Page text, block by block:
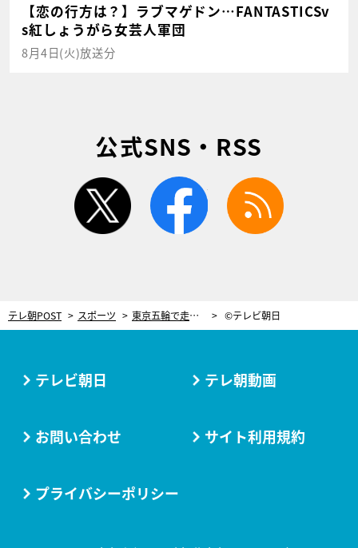
【恋の行方は？】ラブマゲドン…FANTASTICSv
s紅しょうがら女芸人軍団
8月4日(火)放送分
公式SNS・RSS
twitter facebook
テレ朝POST スポーツ 東京五輪で走る“馬”を世話。日本の馬術を支えるフランス人女性の愛と情熱 ©テレビ朝日
テレビ朝日 テレ朝動画
お問い合わせ サイト利用規約
プライバシーポリシー